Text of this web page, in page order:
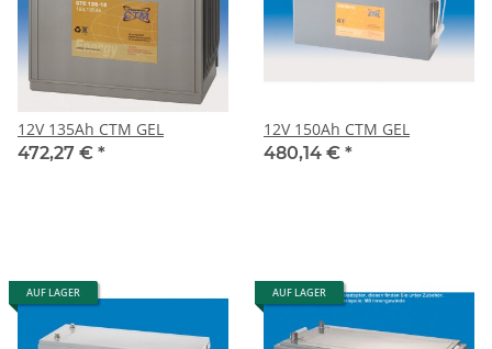
12V 135Ah CTM GEL
472,27 € *
12V 150Ah CTM GEL
480,14 € *
AUF LAGER AUF LAGER